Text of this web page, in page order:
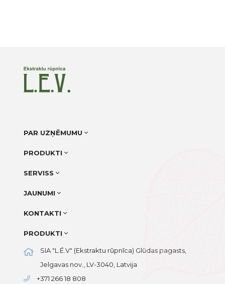
PAR UZŅĒMUMU
PRODUKTI
SERVISS
JAUNUMI
KONTAKTI
PRODUKTI
SIA "L.Ē.V" (Ekstraktu rūpnīca) Glūdas pagasts,
Jelgavas nov., LV-3040, Latvija
+371 266 18 808